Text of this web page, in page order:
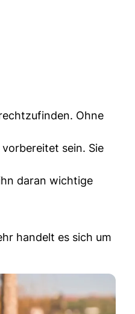
Ohne
sein. Sie
daran wichtige
handelt es sich um